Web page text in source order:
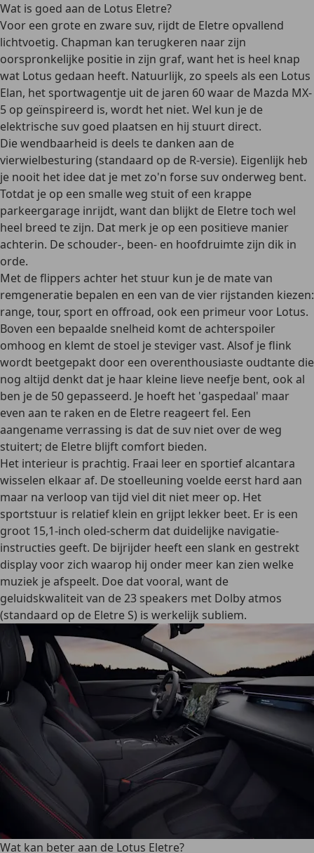
Wat is goed aan de Lotus Eletre?
Voor een grote en zware suv, rijdt de Eletre opvallend
lichtvoetig. Chapman kan terugkeren naar zijn
oorspronkelijke positie in zijn graf, want het is heel knap
wat Lotus gedaan heeft. Natuurlijk, zo speels als een Lotus
Elan, het sportwagentje uit de jaren 60 waar de Mazda MX-
5 op geïnspireerd is, wordt het niet. Wel kun je de
elektrische suv goed plaatsen en hij stuurt direct.
Die wendbaarheid is deels te danken aan de
vierwielbesturing (standaard op de R-versie). Eigenlijk heb
je nooit het idee dat je met zo'n forse suv onderweg bent.
Totdat je op een smalle weg stuit of een krappe
parkeergarage inrijdt, want dan blijkt de Eletre toch wel
heel breed te zijn. Dat merk je op een positieve manier
achterin. De schouder-, been- en hoofdruimte zijn dik in
orde.
Met de flippers achter het stuur kun je de mate van
remgeneratie bepalen en een van de vier rijstanden kiezen:
range, tour, sport en offroad, ook een primeur voor Lotus.
Boven een bepaalde snelheid komt de achterspoiler
omhoog en klemt de stoel je steviger vast. Alsof je flink
wordt beetgepakt door een overenthousiaste oudtante die
nog altijd denkt dat je haar kleine lieve neefje bent, ook al
ben je de 50 gepasseerd. Je hoeft het 'gaspedaal' maar
even aan te raken en de Eletre reageert fel. Een
aangename verrassing is dat de suv niet over de weg
stuitert; de Eletre blijft comfort bieden.
Het interieur is prachtig. Fraai leer en sportief alcantara
wisselen elkaar af. De stoelleuning voelde eerst hard aan
maar na verloop van tijd viel dit niet meer op. Het
sportstuur is relatief klein en grijpt lekker beet. Er is een
groot 15,1-inch oled-scherm dat duidelijke navigatie-
instructies geeft. De bijrijder heeft een slank en gestrekt
display voor zich waarop hij onder meer kan zien welke
muziek je afspeelt. Doe dat vooral, want de
geluidskwaliteit van de 23 speakers met Dolby atmos
(standaard op de Eletre S) is werkelijk subliem.
Wat kan beter aan de Lotus Eletre?